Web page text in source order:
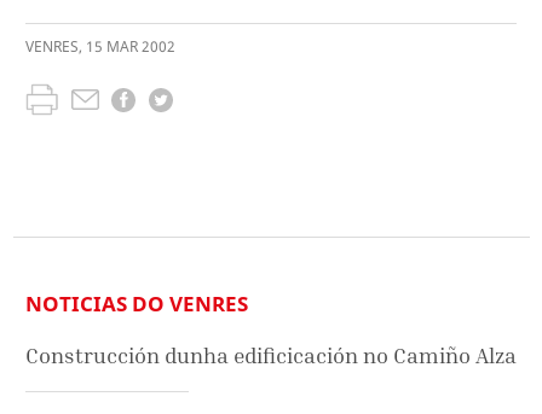
VENRES, 15 MAR2002
NOTICIAS DO VENRES
Construcción dunha edificicación no Camiño Alza